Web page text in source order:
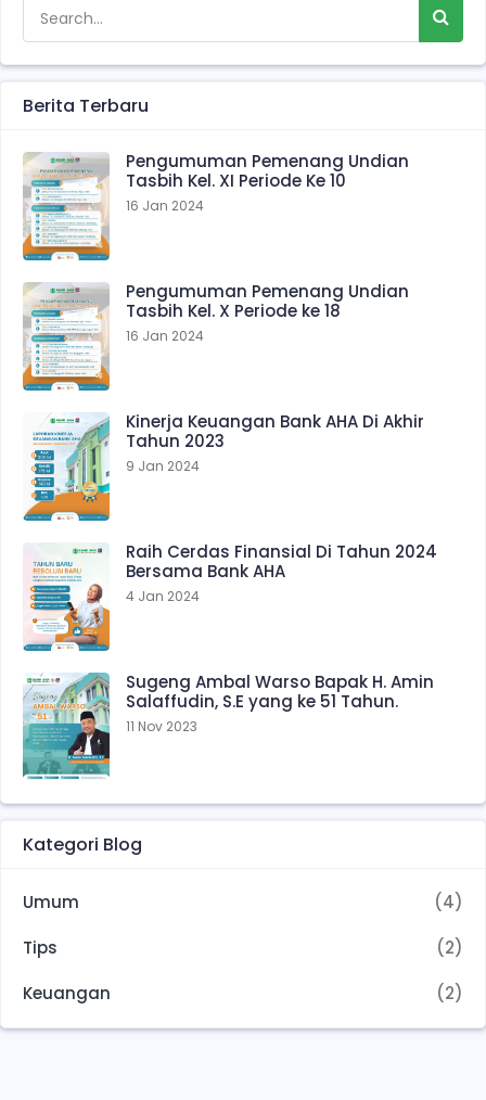
Berita Terbaru
Pengumuman Pemenang Undian
Tasbih Kel. XI Periode Ke 10
16 Jan 2024
Pengumuman Pemenang Undian
Tasbih Kel. X Periode ke 18
16 Jan 2024
Kinerja Keuangan Bank AHA Di Akhir
Tahun 2023
9 Jan 2024
Raih Cerdas Finansial Di Tahun 2024
Bersama Bank AHA
4 Jan 2024
Sugeng Ambal Warso Bapak H. Amin
Salaffudin, S.E yang ke 51 Tahun.
11 Nov 2023
Kategori Blog
Umum
(4)
Tips
(2)
Keuangan
(2)